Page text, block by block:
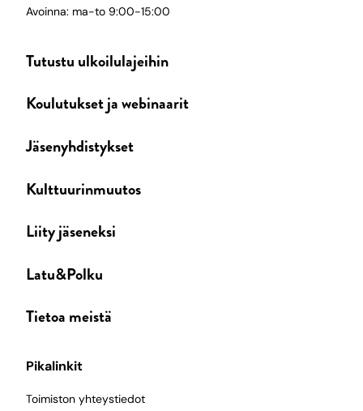
Avoinna: ma-to 9:00-15:00
Tutustu ulkoilulajeihin
Koulutukset ja webinaarit
Jäsenyhdistykset
Kulttuurinmuutos
Liity jäseneksi
Latu&Polku
Tietoa meistä
Pikalinkit
Toimiston yhteystiedot